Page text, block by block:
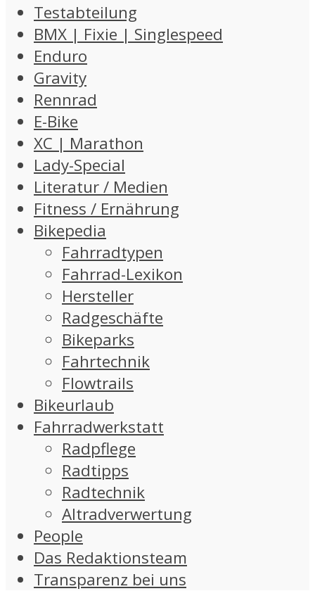
Testabteilung
BMX | Fixie | Singlespeed
Enduro
Gravity
Rennrad
E-Bike
XC | Marathon
Lady-Special
Literatur / Medien
Fitness / Ernährung
Bikepedia
Fahrradtypen
Fahrrad-Lexikon
Hersteller
Radgeschäfte
Bikeparks
Fahrtechnik
Flowtrails
Bikeurlaub
Fahrradwerkstatt
Radpflege
Radtipps
Radtechnik
Altradverwertung
People
Das Redaktionsteam
Transparenz bei uns